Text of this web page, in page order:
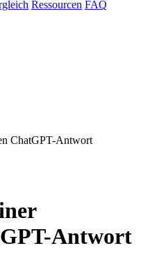
Ressourcen FAQ
ChatGPT-Antwort
Antwort